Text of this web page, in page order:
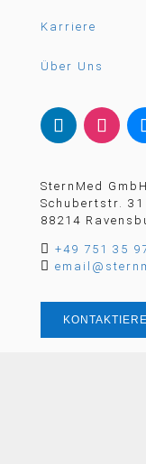
Karriere
Über Uns
SternMed GmbH
Schubertstr. 31
88214
 +49 751 35
